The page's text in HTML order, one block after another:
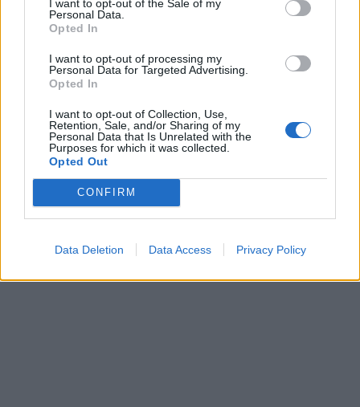
I want to opt-out of the Sale of my
Personal Data.
Opted In
I want to opt-out of processing my
Personal Data for Targeted Advertising.
Opted In
I want to opt-out of Collection, Use,
Retention, Sale, and/or Sharing of my
Personal Data that Is Unrelated with the
Purposes for which it was collected.
Opted Out
CONFIRM
Data Deletion Data Access Privacy Policy